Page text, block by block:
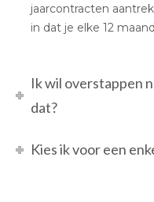
jaarcontracten
in dat je elke 12
Ik wil overstappen
dat?
Kies ik voor een